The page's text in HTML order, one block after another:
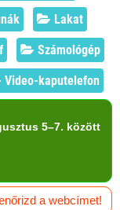
Lakat
Számológép
Video-kaputelefon
5–7. között
a webcímet!